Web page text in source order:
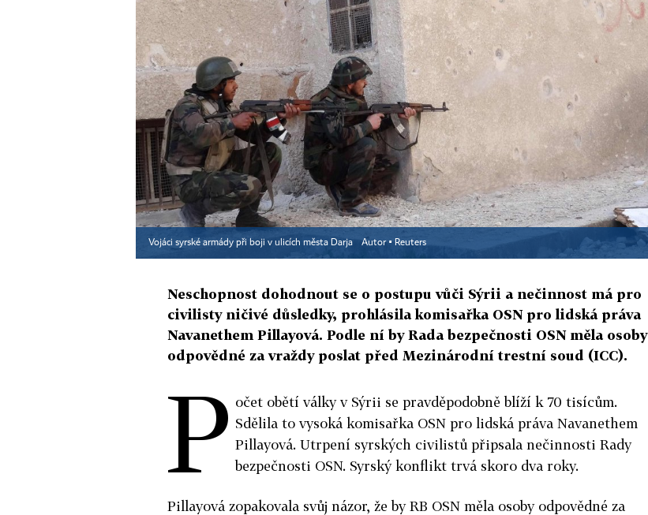
Vojáci syrské armády při boji v ulicích města Darja Autor ▪ Reuters
Neschopnost dohodnout se o postupu vůči Sýrii a nečinnost má pro
civilisty ničivé důsledky, prohlásila komisařka OSN pro lidská práva
Navanethem Pillayová. Podle ní by Rada bezpečnosti OSN měla osoby
odpovědné za vraždy poslat před Mezinárodní trestní soud (ICC).
P očet obětí války v Sýrii se pravděpodobně blíží k 70 tisícům.
Sdělila to vysoká komisařka OSN pro lidská práva Navanethem
Pillayová. Utrpení syrských civilistů připsala nečinnosti Rady
bezpečnosti OSN. Syrský konflikt trvá skoro dva roky.
Pillayová zopakovala svůj názor, že by RB OSN měla osoby odpovědné za